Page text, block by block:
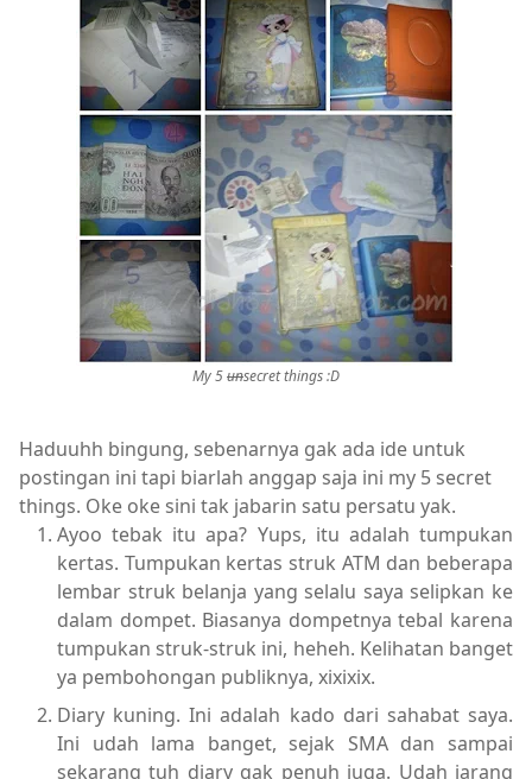
My 5unsecret things :D
Haduuhh bingung, sebenarnya gak ada ide untuk
postingan ini tapi biarlah anggap saja ini my 5 secret
things. Oke oke sini tak jabarin satu persatu yak.
Ayoo tebak itu apa? Yups, itu adalah tumpukan
kertas. Tumpukan kertas struk ATM dan beberapa
lembar struk belanja yang selalu saya selipkan ke
dalam dompet. Biasanya dompetnya tebal karena
tumpukan struk-struk ini, heheh. Kelihatan banget
ya pembohongan publiknya, xixixix.
Diary kuning. Ini adalah kado dari sahabat saya.
Ini udah lama banget, sejak SMA dan sampai
sekarang tuh diary gak penuh juga. Udah jarang